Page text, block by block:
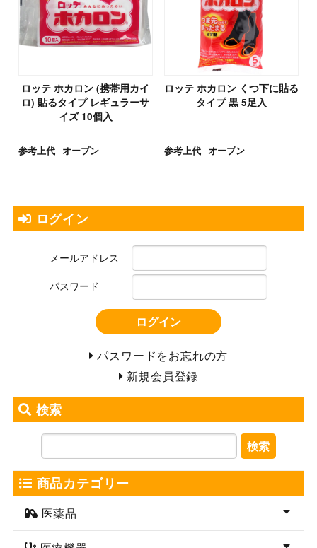
ロッテ ホカロン (携帯用カイ
ロ) 貼るタイプ レギュラーサ
イズ 10個入
参考上代 オープン
ロッテ ホカロン くつ下に貼る
タイプ 黒 5足入
参考上代 オープン
ログイン
メールアドレス
パスワード
ログイン
パスワードをお忘れの方
新規会員登録
検索
検索
商品カテゴリー
医薬品